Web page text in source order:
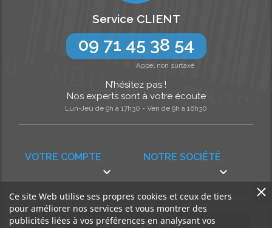
NOTRE SOCIÉTÉ

VOTRE COMPTE

Service CLIENT
09 71 45 38 54
Appel non surtaxé
N’hésitez pas !
Nos experts sont à votre écoute
Lun-Jeu de 9h à 17h30 - Ven de 9h à 16h30
Demande de devis
Ce site Web utilise ses propres cookies et ceux de tiers
pour améliorer nos services et vous montrer des
publicités liées à vos préférences en analysant vos